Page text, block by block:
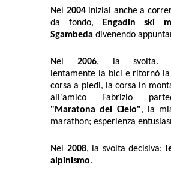
Nel 2004iniziai anche a
da fondo,
Engadin ski
Sgambeda divenendo
Nel 2006, la svolta.
lentamente la bici e ritornò
corsa a piedi, la corsa in
all'amico Fabrizio
"Maratona del Cielo", la
marathon; esperienza
Nel 2008, la svolta decisiva:
alpinismo.